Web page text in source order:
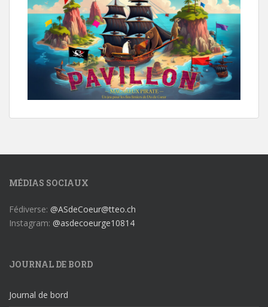
MÉDIAS SOCIAUX
Fédiverse: @ASdeCoeur@tteo.ch
Instagram: @asdecoeurge10814
JOURNAL DE BORD
Journal de bord